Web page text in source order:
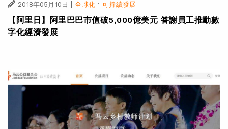
2018年05月10日 | 全球化·可持續發展
【阿里日】阿里巴巴市值破5,000億美元 答謝員工推動數
字化經濟發展